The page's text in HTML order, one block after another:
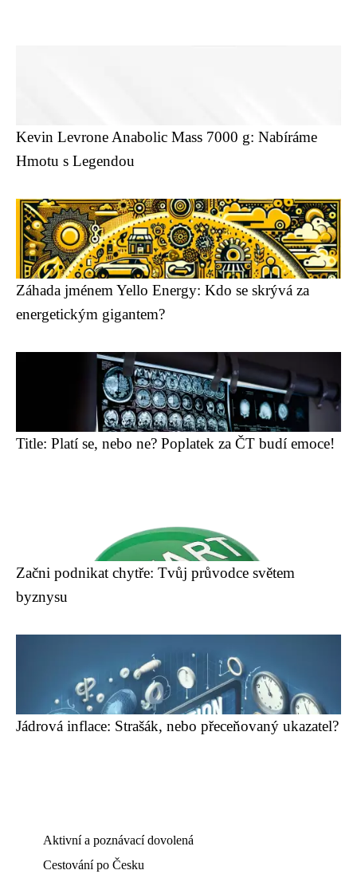
Kevin Levrone Anabolic Mass 7000 g: Nabíráme
Hmotu s Legendou
Záhada jménem Yello Energy: Kdo se skrývá za
energetickým gigantem?
Title: Platí se, nebo ne? Poplatek za ČT budí emoce!
Začni podnikat chytře: Tvůj průvodce světem
byznysu
Jádrová inflace: Strašák, nebo přeceňovaný ukazatel?
Aktivní a poznávací dovolená
Cestování po Česku